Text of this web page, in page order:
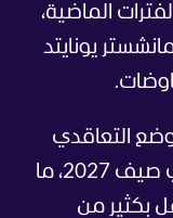
الماضية،
يونايتد
التعاقدي
للاعب، إذ ينتهي عقده الحالي في صيف 2027، ما
بكثير من